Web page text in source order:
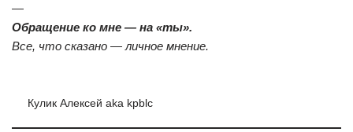
—
Обращение ко мне — на «ты».
Все, что сказано — личное мнение.
Кулик Алексей aka kpblc